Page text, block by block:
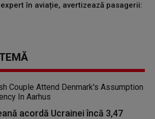
în aviație, avertizează pasagerii:
acordă Ucrainei încă 3,47